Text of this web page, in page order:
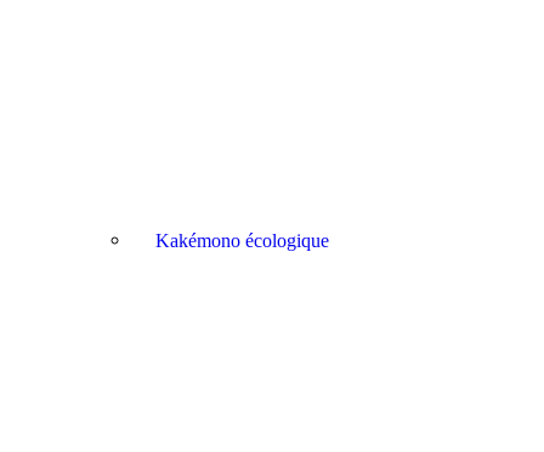
Kakémono écologique